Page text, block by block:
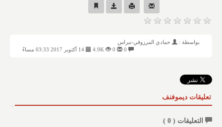
بواسطة :
حمادي المرزوقي-نبراس
4.9K
تعليقات ديموفنف
التعليقات ( 0
)